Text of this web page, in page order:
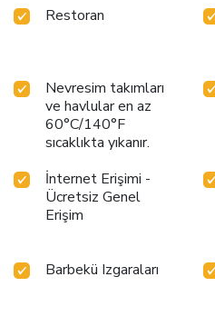
Restoran
Nevresim takımları
ve havlular en az
60°C/140°F
sıcaklıkta yıkanır.
İnternet Erişimi -
Ücretsiz Genel
Erişim
Barbekü Izgaraları